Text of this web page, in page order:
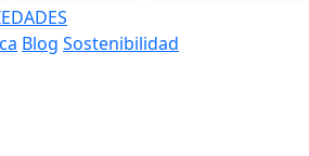
Blog Sostenibilidad